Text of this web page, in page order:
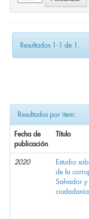
Resultados 1-1 de 1.
Resultados por ítem:
Fecha de
publicación
Título
2020
Estudio
de la
Salvador y
ciudadanía